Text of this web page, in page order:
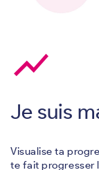
show_chart
Je suis
Visualise ta
te fait progresser